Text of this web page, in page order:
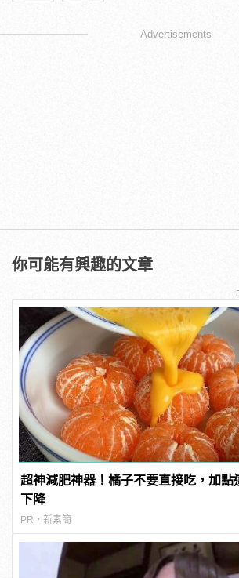
Advertisements
你可能有興趣的文章
超神減肥神器！橘子不要直接吃，加點
下降
PR・新素簡